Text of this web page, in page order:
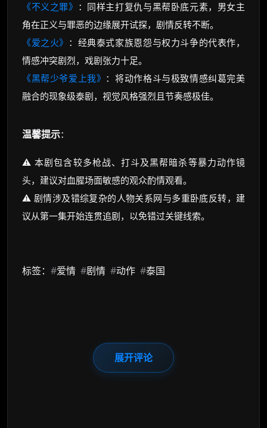
《不义之罪》 ：同样主打复仇与黑帮卧底元素，男女主
角在正义与罪恶的边缘展开试探，剧情反转不断。
《爱之火》 ：经典泰式家族恩怨与权力斗争的代表作，
情感冲突剧烈，戏剧张力十足。
《黑帮少爷爱上我》 ：将动作格斗与极致情感纠葛完美
融合的现象级泰剧，视觉风格强烈且节奏感极佳。
温馨提示：
⚠️ 本剧包含较多枪战、打斗及黑帮暗杀等暴力动作镜
头，建议对血腥场面敏感的观众酌情观看。
⚠️ 剧情涉及错综复杂的人物关系网与多重卧底反转，建
议从第一集开始连贯追剧，以免错过关键线索。
标签： #爱情 #剧情 #动作 #泰国
展开评论